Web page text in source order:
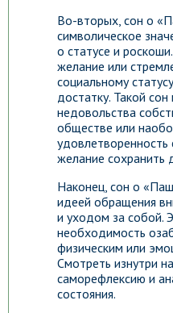
Во-вторых, сон о
символическое
о статусе и
желание или
социальному
достатку. Такой
недовольства
обществе или
желание сохранить
Наконец, сон о
идеей обращения
и уходом за собой.
необходимость
физическим или
Смотреть изнутри
саморефлексию и
состояния.